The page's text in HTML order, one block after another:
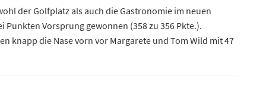
der Golfplatz als auch die Gastronomie im neuen
Vorsprung gewonnen (358 zu 356 Pkte.).
knapp die Nase vorn vor Margarete und Tom Wild mit 47